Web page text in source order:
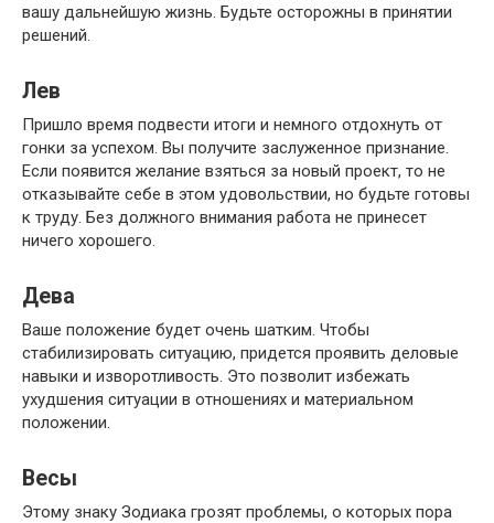
вашу дальнейшую жизнь. Будьте осторожны в принятии
решений.
Лев
Пришло время подвести итоги и немного отдохнуть от
гонки за успехом. Вы получите заслуженное признание.
Если появится желание взяться за новый проект, то не
отказывайте себе в этом удовольствии, но будьте готовы
к труду. Без должного внимания работа не принесет
ничего хорошего.
Дева
Ваше положение будет очень шатким. Чтобы
стабилизировать ситуацию, придется проявить деловые
навыки и изворотливость. Это позволит избежать
ухудшения ситуации в отношениях и материальном
положении.
Весы
Этому знаку Зодиака грозят проблемы, о которых пора